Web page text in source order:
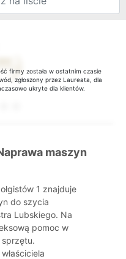
firmy została w ostatnim czasie
zgłoszony przez Laureata, dla
ukryte dla klientów.
maszyn
1 znajduje
do szycia
Lubskiego. Na
pomoc w